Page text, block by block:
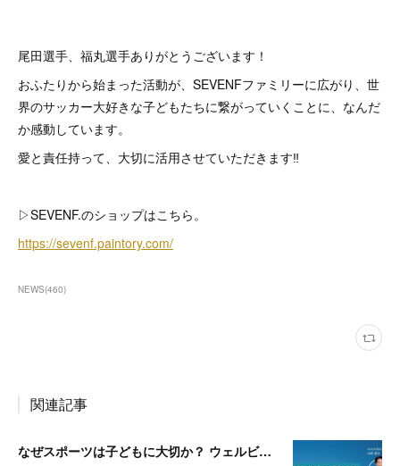
尾田選手、福丸選手ありがとうございます！
おふたりから始まった活動が、SEVENFファミリーに広がり、世
界のサッカー大好きな子どもたちに繋がっていくことに、なんだ
か感動しています。
愛と責任持って、大切に活用させていただきます‼️
▷SEVENF.のショップはこちら。
https://sevenf.paintory.com/
NEWS(460)
関連記事
なぜスポーツは子どもに大切か？ ウェルビーイング編 | 「社会とサッカー」 vol.2